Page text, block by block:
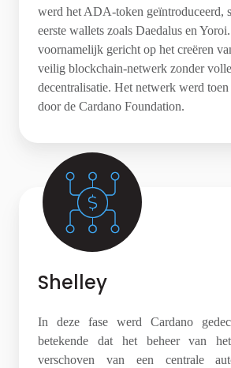
werd het ADA-token geïntroduceerd,
eerste wallets zoals Daedalus en
voornamelijk gericht op het creëren
veilig blockchain-netwerk zonder
decentralisatie. Het netwerk werd toen
door de Cardano Foundation.
Shelley
In deze fase werd Cardano
betekende dat het beheer van
verschoven van een centrale